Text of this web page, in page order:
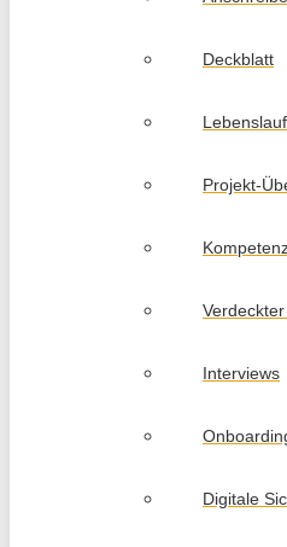
Deckblatt
Lebenslauf
Projekt-
Interviews
Digitale